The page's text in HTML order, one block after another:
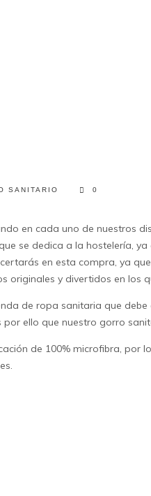
SANITARIO 0
en cada uno de nuestros
se dedica a la hostelería, ya
en esta compra, ya
originales y divertidos en los
de ropa sanitaria que
por ello que nuestro gorro
de 100% microfibra, por